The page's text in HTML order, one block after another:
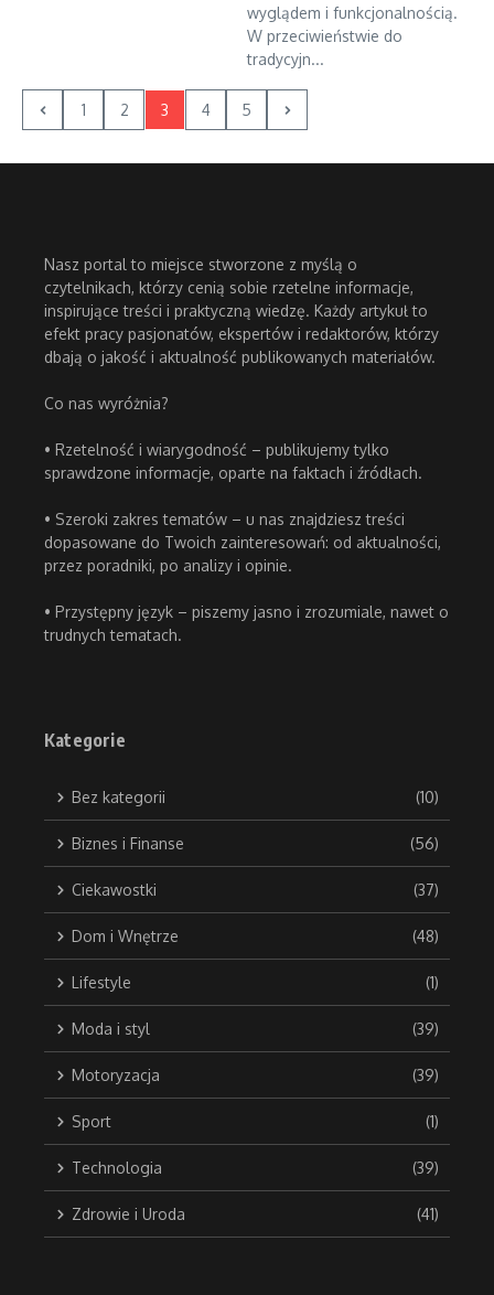
wyglądem i funkcjonalnością.
W przeciwieństwie do
tradycyjn...
1 2 3 4 5
Nasz portal to miejsce stworzone z myślą o
czytelnikach, którzy cenią sobie rzetelne informacje,
inspirujące treści i praktyczną wiedzę. Każdy artykuł to
efekt pracy pasjonatów, ekspertów i redaktorów, którzy
dbają o jakość i aktualność publikowanych materiałów.
Co nas wyróżnia?
• Rzetelność i wiarygodność – publikujemy tylko
sprawdzone informacje, oparte na faktach i źródłach.
• Szeroki zakres tematów – u nas znajdziesz treści
dopasowane do Twoich zainteresowań: od aktualności,
przez poradniki, po analizy i opinie.
• Przystępny język – piszemy jasno i zrozumiale, nawet o
trudnych tematach.
Kategorie
Bez kategorii (10)
Biznes i Finanse (56)
Ciekawostki (37)
Dom i Wnętrze (48)
Lifestyle (1)
Moda i styl (39)
Motoryzacja (39)
Sport (1)
Technologia (39)
Zdrowie i Uroda (41)